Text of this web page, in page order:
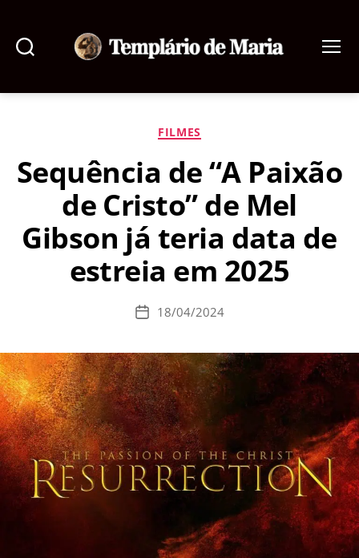
de
Categorias
FILMES
Sequência de “A Paixão
de Cristo” de Mel
Gibson já teria data de
estreia em 2025
Data18/04/2024